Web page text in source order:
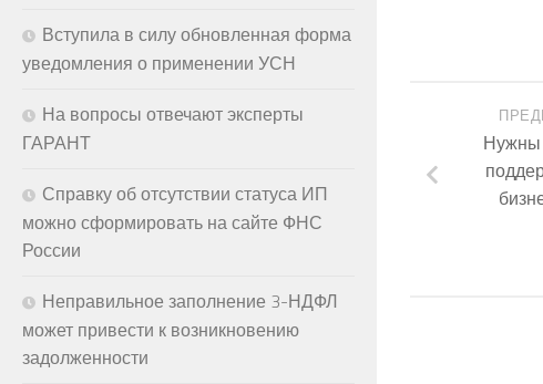
Нужны
Вступила в силу обновленная форма
уведомления о применении УСН
На вопросы отвечают эксперты
ГАРАНТ
Справку об отсутствии статуса ИП
можно сформировать на сайте ФНС
России
Неправильное заполнение 3-НДФЛ
может привести к возникновению
задолженности